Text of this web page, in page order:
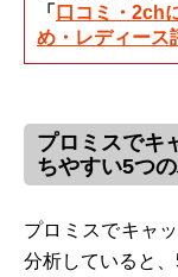
「 口コミ・2ch
め・レディース
プロミスでキ
ちやすい5つ
プロミスでキャ
分析していると